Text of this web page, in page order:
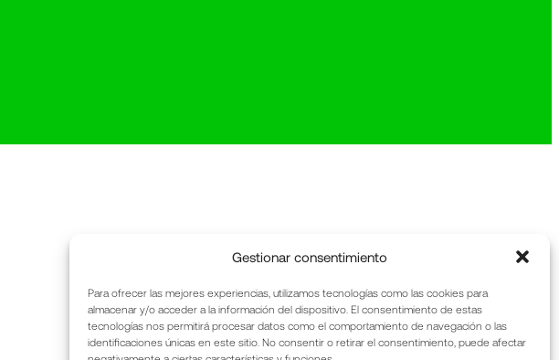
Gestionar consentimiento
Para ofrecer las mejores experiencias, utilizamos tecnologías como las cookies para
almacenar y/o acceder a la información del dispositivo. El consentimiento de estas
tecnologías nos permitirá procesar datos como el comportamiento de navegación o las
identificaciones únicas en este sitio. No consentir o retirar el consentimiento, puede afectar